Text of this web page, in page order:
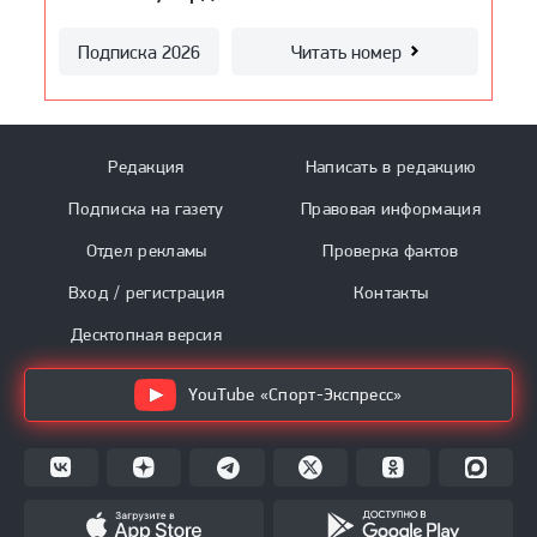
Подписка 2026 Читать номер
Подписка 2026 Читать номер
Подписка 2026 Читать номер
Подписка 2026 Читать номер
Редакция
Подписка на газету
Отдел рекламы
Вход / регистрация
Десктопная версия
Написать в редакцию
Правовая информация
Проверка фактов
Контакты
YouTube «Спорт-Экспресс»